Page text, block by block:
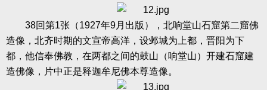
38回第1张（1927年9月出版），北响堂山石窟第二窟佛
造像，北齐时期的文宣帝高洋，设邺城为上都，晋阳为下
都，他信奉佛教，在两都之间的鼓山（响堂山）开建石窟建
造佛像，片中正是释迦牟尼佛本尊造像。